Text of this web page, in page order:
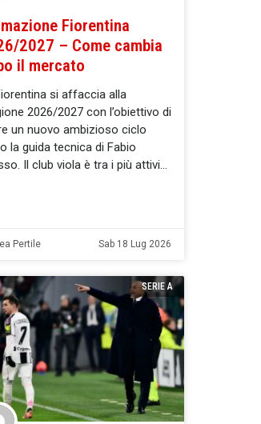
Fiorentina
2027 – Come cambia
il mercato
si affaccia alla
2026/2027 con l’obiettivo di
un nuovo ambizioso ciclo
la guida tecnica di Fabio
Il club viola è tra i più attivi
Pertile Sab 18 Lug 2026
SERIE A